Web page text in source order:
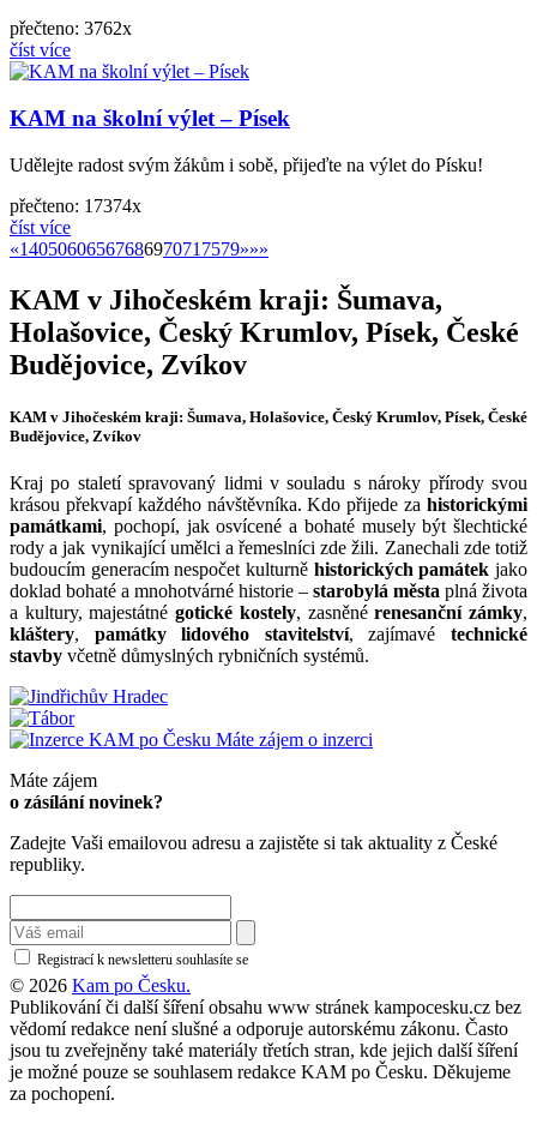
přečteno: 3762x
číst více
KAM na školní výlet – Písek
Udělejte radost svým žákům i sobě, přijeďte na výlet do Písku!
přečteno: 17374x
číst více
««1405060656768697071 7579»»
»»
KAM v Jihočeském kraji: Šumava,
Holašovice, Český Krumlov, Písek, České
Budějovice, Zvíkov
KAM v Jihočeském kraji: Šumava, Holašovice, Český Krumlov, Písek, České
Budějovice, Zvíkov
Kraj po staletí spravovaný lidmi v souladu s nároky přírody svou
krásou překvapí každého návštěvníka. Kdo přijede za historickými
památkami, pochopí, jak osvícené a bohaté musely být šlechtické
rody a jak vynikající umělci a řemeslníci zde žili. Zanechali zde totiž
budoucím generacím nespočet kulturně historických památek jako
doklad bohaté a mnohotvárné historie – starobylá města plná života
a kultury, majestátnégotické kostely, zasněnérenesanční zámky,
kláštery, památky lidového stavitelství, zajímavétechnické
stavby včetně důmyslných rybničních systémů.
Máte zájem o inzerci
Máte zájem
o zásílání novinek?
Zadejte Vaši emailovou adresu a zajistěte si tak aktuality z České
republiky.
Registrací k newsletteru souhlasíte se
© 2026 Kam po Česku.
Publikování či další šíření obsahu www stránek kampocesku.cz bez
vědomí redakce není slušné a odporuje autorskému zákonu. Často
jsou tu zveřejněny také materiály třetích stran, kde jejich další šíření
je možné pouze se souhlasem redakce KAM po Česku. Děkujeme
za pochopení.